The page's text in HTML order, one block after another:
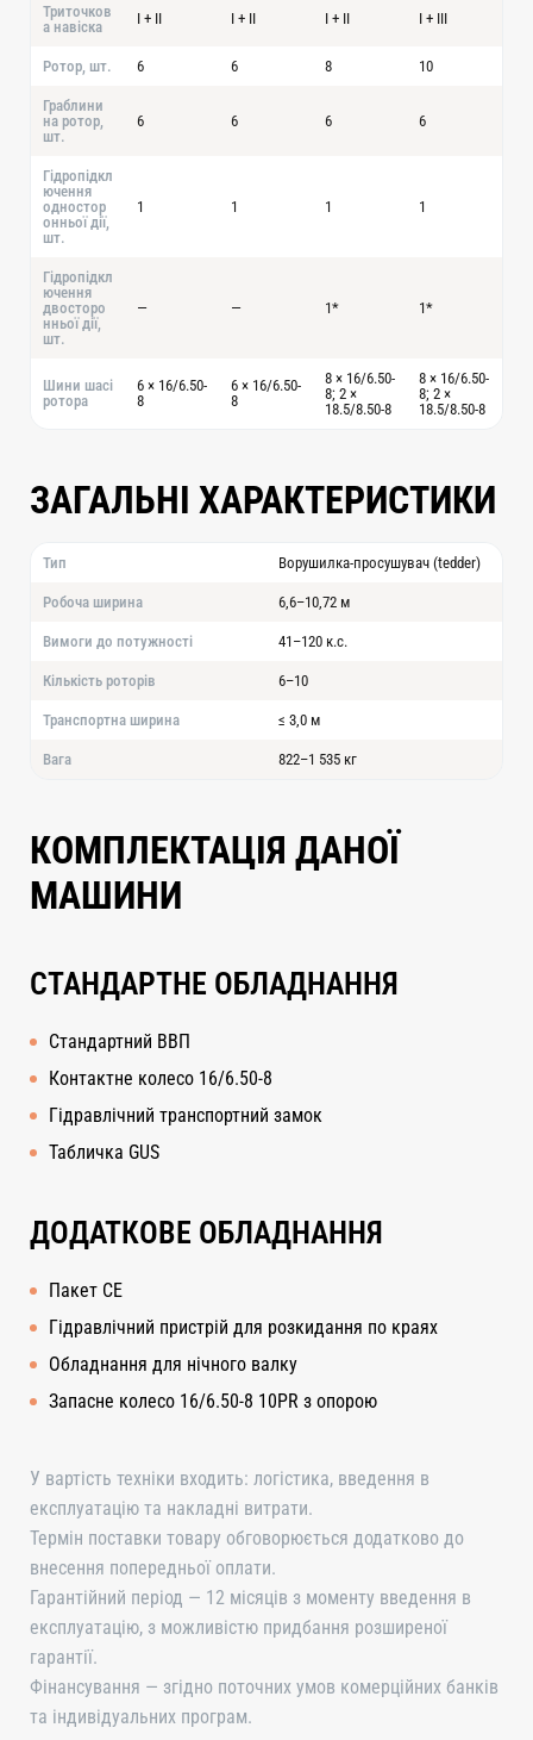
Триточков
а навіска
I + II I + II I + II I + III
Ротор, шт. 6 6 8 10
Граблини
на ротор,
шт.
6 6 6 6
Гідропідкл
ючення
одностор
онньої дії,
шт.
1 1 1 1
Гідропідкл
ючення
двосторо
нньої дії,
шт.
— — 1* 1*
Шини шасі
ротора
6 × 16/6.50-
8
6 × 16/6.50-
8
8 × 16/6.50-
8; 2 ×
18.5/8.50-8
8 × 16/6.50-
8; 2 ×
18.5/8.50-8
ЗАГАЛЬНІ ХАРАКТЕРИСТИКИ
Тип Ворушилка-просушувач (tedder)
Робоча ширина 6,6–10,72 м
Вимоги до потужності 41–120 к.с.
Кількість роторів 6–10
Транспортна ширина ≤ 3,0 м
Вага 822–1 535 кг
КОМПЛЕКТАЦІЯ ДАНОЇ
МАШИНИ
СТАНДАРТНЕ ОБЛАДНАННЯ
Стандартний ВВП
Контактне колесо 16/6.50-8
Гідравлічний транспортний замок
Табличка GUS
ДОДАТКОВЕ ОБЛАДНАННЯ
Пакет CE
Гідравлічний пристрій для розкидання по краях
Обладнання для нічного валку
Запасне колесо 16/6.50-8 10PR з опорою
У вартість техніки входить: логістика, введення в
експлуатацію та накладні витрати.
Термін поставки товару обговорюється додатково до
внесення попередньої оплати.
Гарантійний період — 12 місяців з моменту введення в
експлуатацію, з можливістю придбання розширеної
гарантії.
Фінансування — згідно поточних умов комерційних банків
та індивідуальних програм.